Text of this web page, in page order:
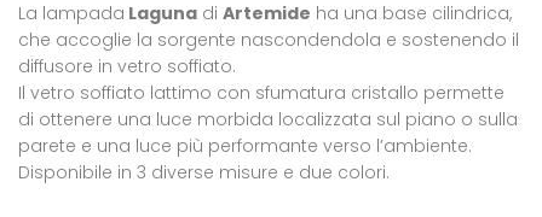
La lampada Laguna di Artemide ha una base cilindrica,
che accoglie la sorgente nascondendola e sostenendo il
diffusore in vetro soffiato.
Il vetro soffiato lattimo con sfumatura cristallo permette
di ottenere una luce morbida localizzata sul piano o sulla
parete e una luce più performante verso l’ambiente.
Disponibile in 3 diverse misure e due colori.